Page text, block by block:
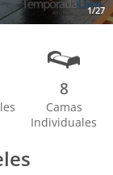
1/27
8
Camas
Individuales